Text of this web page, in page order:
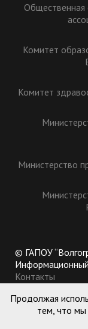
Общественная
Комитет
Комитет
Министерство
© ГАПОУ
Контакты
+7 (8442) 46-91-
пн. - пт.: 8:15 до
Продолжая
тем, что